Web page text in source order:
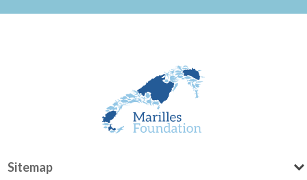
Sitemap